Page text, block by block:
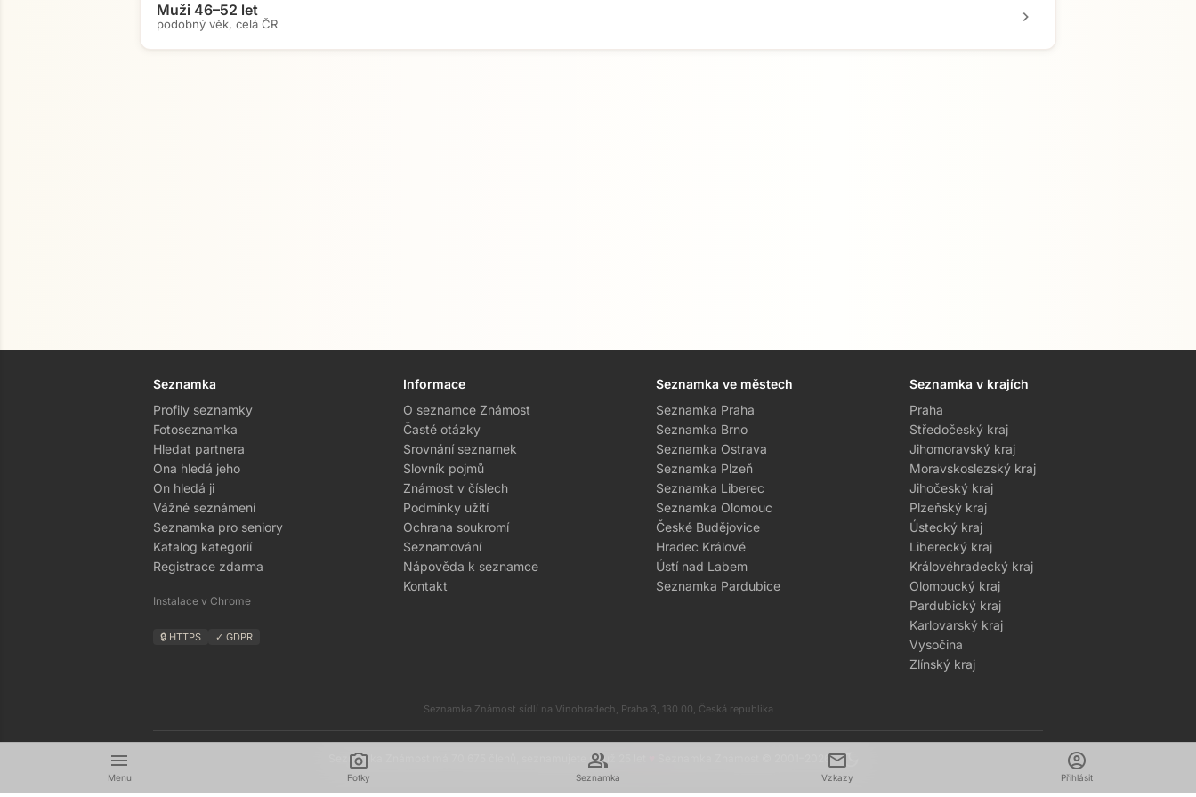
menu
Menu
camera_alt
Fotky
group
Seznamka
mail
Vzkazy
account_circle
Přihlásit
Muži 46–52 let
podobný věk, celá ČR chevron_right
Seznamka
Profily seznamky
Fotoseznamka
Hledat partnera
Ona hledá jeho
On hledá ji
Vážné seznámení
Seznamka pro seniory
Katalog kategorií
Registrace zdarma
Instalace v Chrome
🔒 HTTPS ✓ GDPR
Informace
O seznamce Známost
Časté otázky
Srovnání seznamek
Slovník pojmů
Známost v číslech
Podmínky užití
Ochrana soukromí
Seznamování
Nápověda k seznamce
Kontakt
Seznamka ve městech
Seznamka Praha
Seznamka Brno
Seznamka Ostrava
Seznamka Plzeň
Seznamka Liberec
Seznamka Olomouc
České Budějovice
Hradec Králové
Ústí nad Labem
Seznamka Pardubice
Seznamka v krajích
Praha
Středočeský kraj
Jihomoravský kraj
Moravskoslezský kraj
Jihočeský kraj
Plzeňský kraj
Ústecký kraj
Liberecký kraj
Královéhradecký kraj
Olomoucký kraj
Pardubický kraj
Karlovarský kraj
Vysočina
Zlínský kraj
Seznamka Známost sídlí na Vinohradech, Praha 3, 130 00, Česká republika
Seznamka Známost má 70 675 členů, seznamujete se už 25 let Seznamka Známost © 2001–2026 dark_mode